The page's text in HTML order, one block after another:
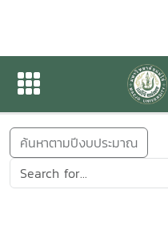
ข่าวสารกิจกรรม
ค้นหาตามปีงบประมาณ